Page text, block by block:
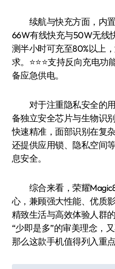
续航与快充方面，内
66W有线快充与50W无线
测半小时可充至80%以上
求。⭐️⭐️⭐️支持反向充电
备应急供电。
对于注重隐私安全的用
备独立安全芯片与生物识
快速精准，面部识别在复
还提供应用锁、隐私空间
息安全。
综合来看，荣耀Magic8
心，兼顾强大性能、优质
精致生活与高效体验人群
“少即是多”的审美理念，
那么这款手机值得列入重点